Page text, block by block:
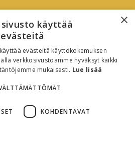
×
sivusto käyttää
evästeitä
evästeitä käyttökokemuksen
verkkosivustoamme hyväksyt kaikki
mukaisesti. Lue lisää
KOHDENTAVAT